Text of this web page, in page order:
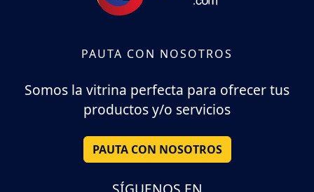
PAUTA CON NOSOTROS
Somos la vitrina perfecta para ofrecer tus
productos y/o servicios
PAUTA CON NOSOTROS